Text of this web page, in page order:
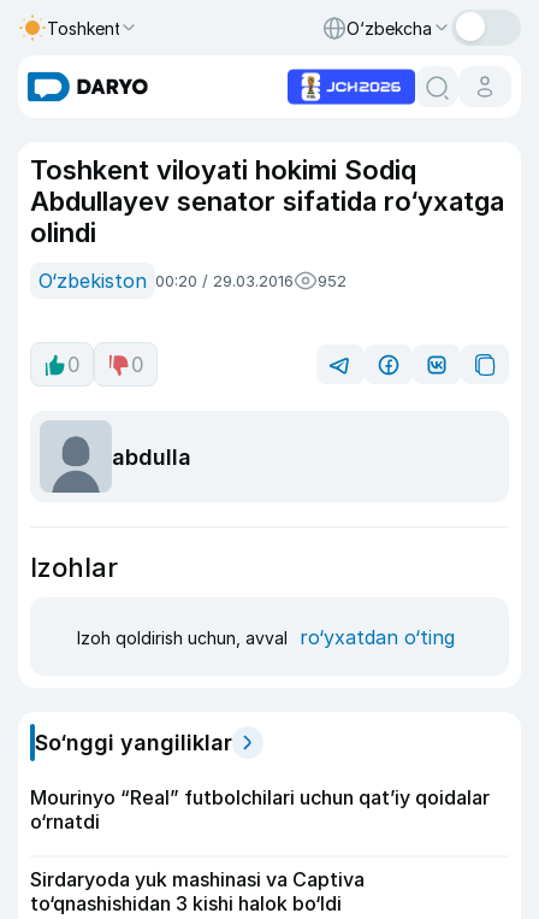
Toshkent O‘zbekcha
Toshkent viloyati hokimi Sodiq
Abdullayev senator sifatida ro‘yxatga
olindi
O‘zbekiston 00:20 / 29.03.2016 952
0 0
abdulla
Izohlar
Izoh qoldirish uchun, avval ro‘yxatdan o‘ting
So‘nggi yangiliklar
Mourinyo “Real” futbolchilari uchun qat’iy qoidalar
o‘rnatdi
Sirdaryoda yuk mashinasi va Captiva
to‘qnashishidan 3 kishi halok bo‘ldi